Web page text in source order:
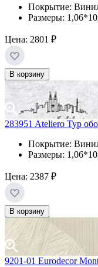
Покрытие:
Размеры:
Цена: 2801 ₽
В корзину
283951 Ateliero Тур
Покрытие:
Размеры:
Цена: 2387 ₽
В корзину
9201-01 Eurodecor